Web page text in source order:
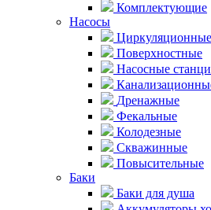
Комплектующие
Насосы
Циркуляционные
Поверхностные
Насосные
Дренажные
Фекальные
Колодезные
Скважинные
Повысительные
Баки
Баки для душа